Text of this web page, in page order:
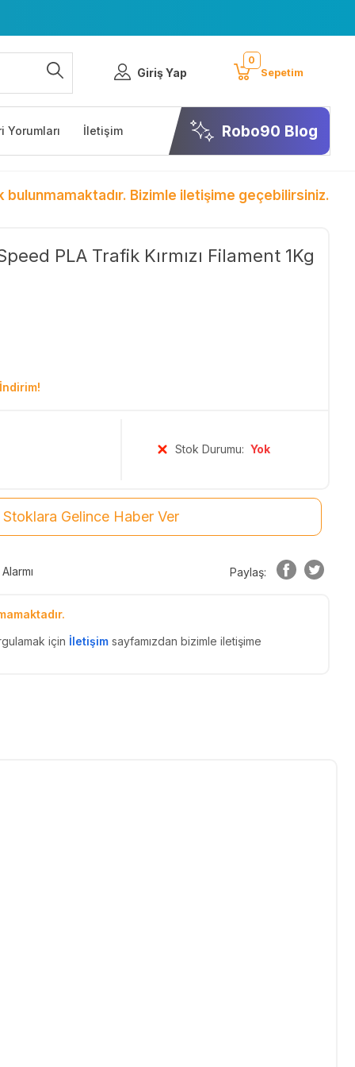
Giriş Yap
0
Sepetim
Yorumları İletişim Robo90 Blog
bulunmamaktadır. Bizimle iletişime geçebilirsiniz.
PLA Trafik Kırmızı Filament 1Kg
Stok Durumu: Yok
Stoklara Gelince Haber Ver
Paylaş:
için İletişim sayfamızdan bizimle iletişime